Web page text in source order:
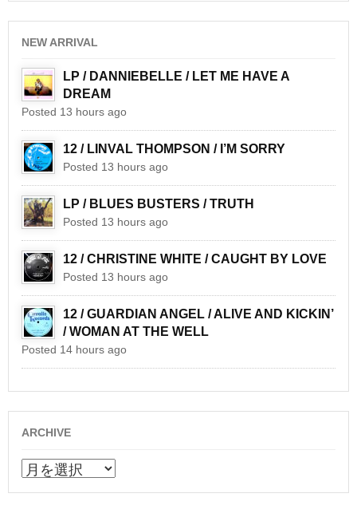
NEW ARRIVAL
LP / DANNIEBELLE / LET ME HAVE A
DREAM
Posted 13 hours ago
12 / LINVAL THOMPSON / I’M SORRY
Posted 13 hours ago
LP / BLUES BUSTERS / TRUTH
Posted 13 hours ago
12 / CHRISTINE WHITE / CAUGHT BY LOVE
Posted 13 hours ago
12 / GUARDIAN ANGEL / ALIVE AND KICKIN’
/ WOMAN AT THE WELL
Posted 14 hours ago
ARCHIVE
ARCHIVE